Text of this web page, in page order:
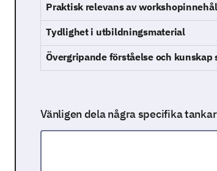
Praktisk relevans av
Tydlighet i utbildningsmaterial
Övergripande förståelse och kunskap
Vänligen dela några specifika